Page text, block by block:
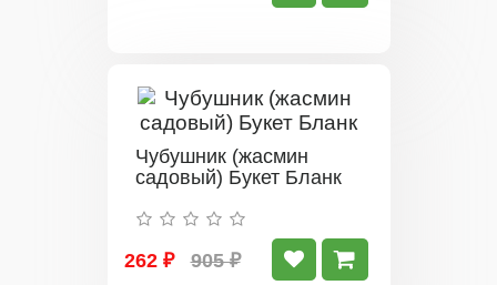
Чубушник (жасмин
садовый) Букет Бланк
262 ₽ 905 ₽